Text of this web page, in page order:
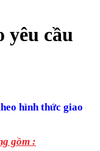
yêu cầu
hình thức giao
gồm :